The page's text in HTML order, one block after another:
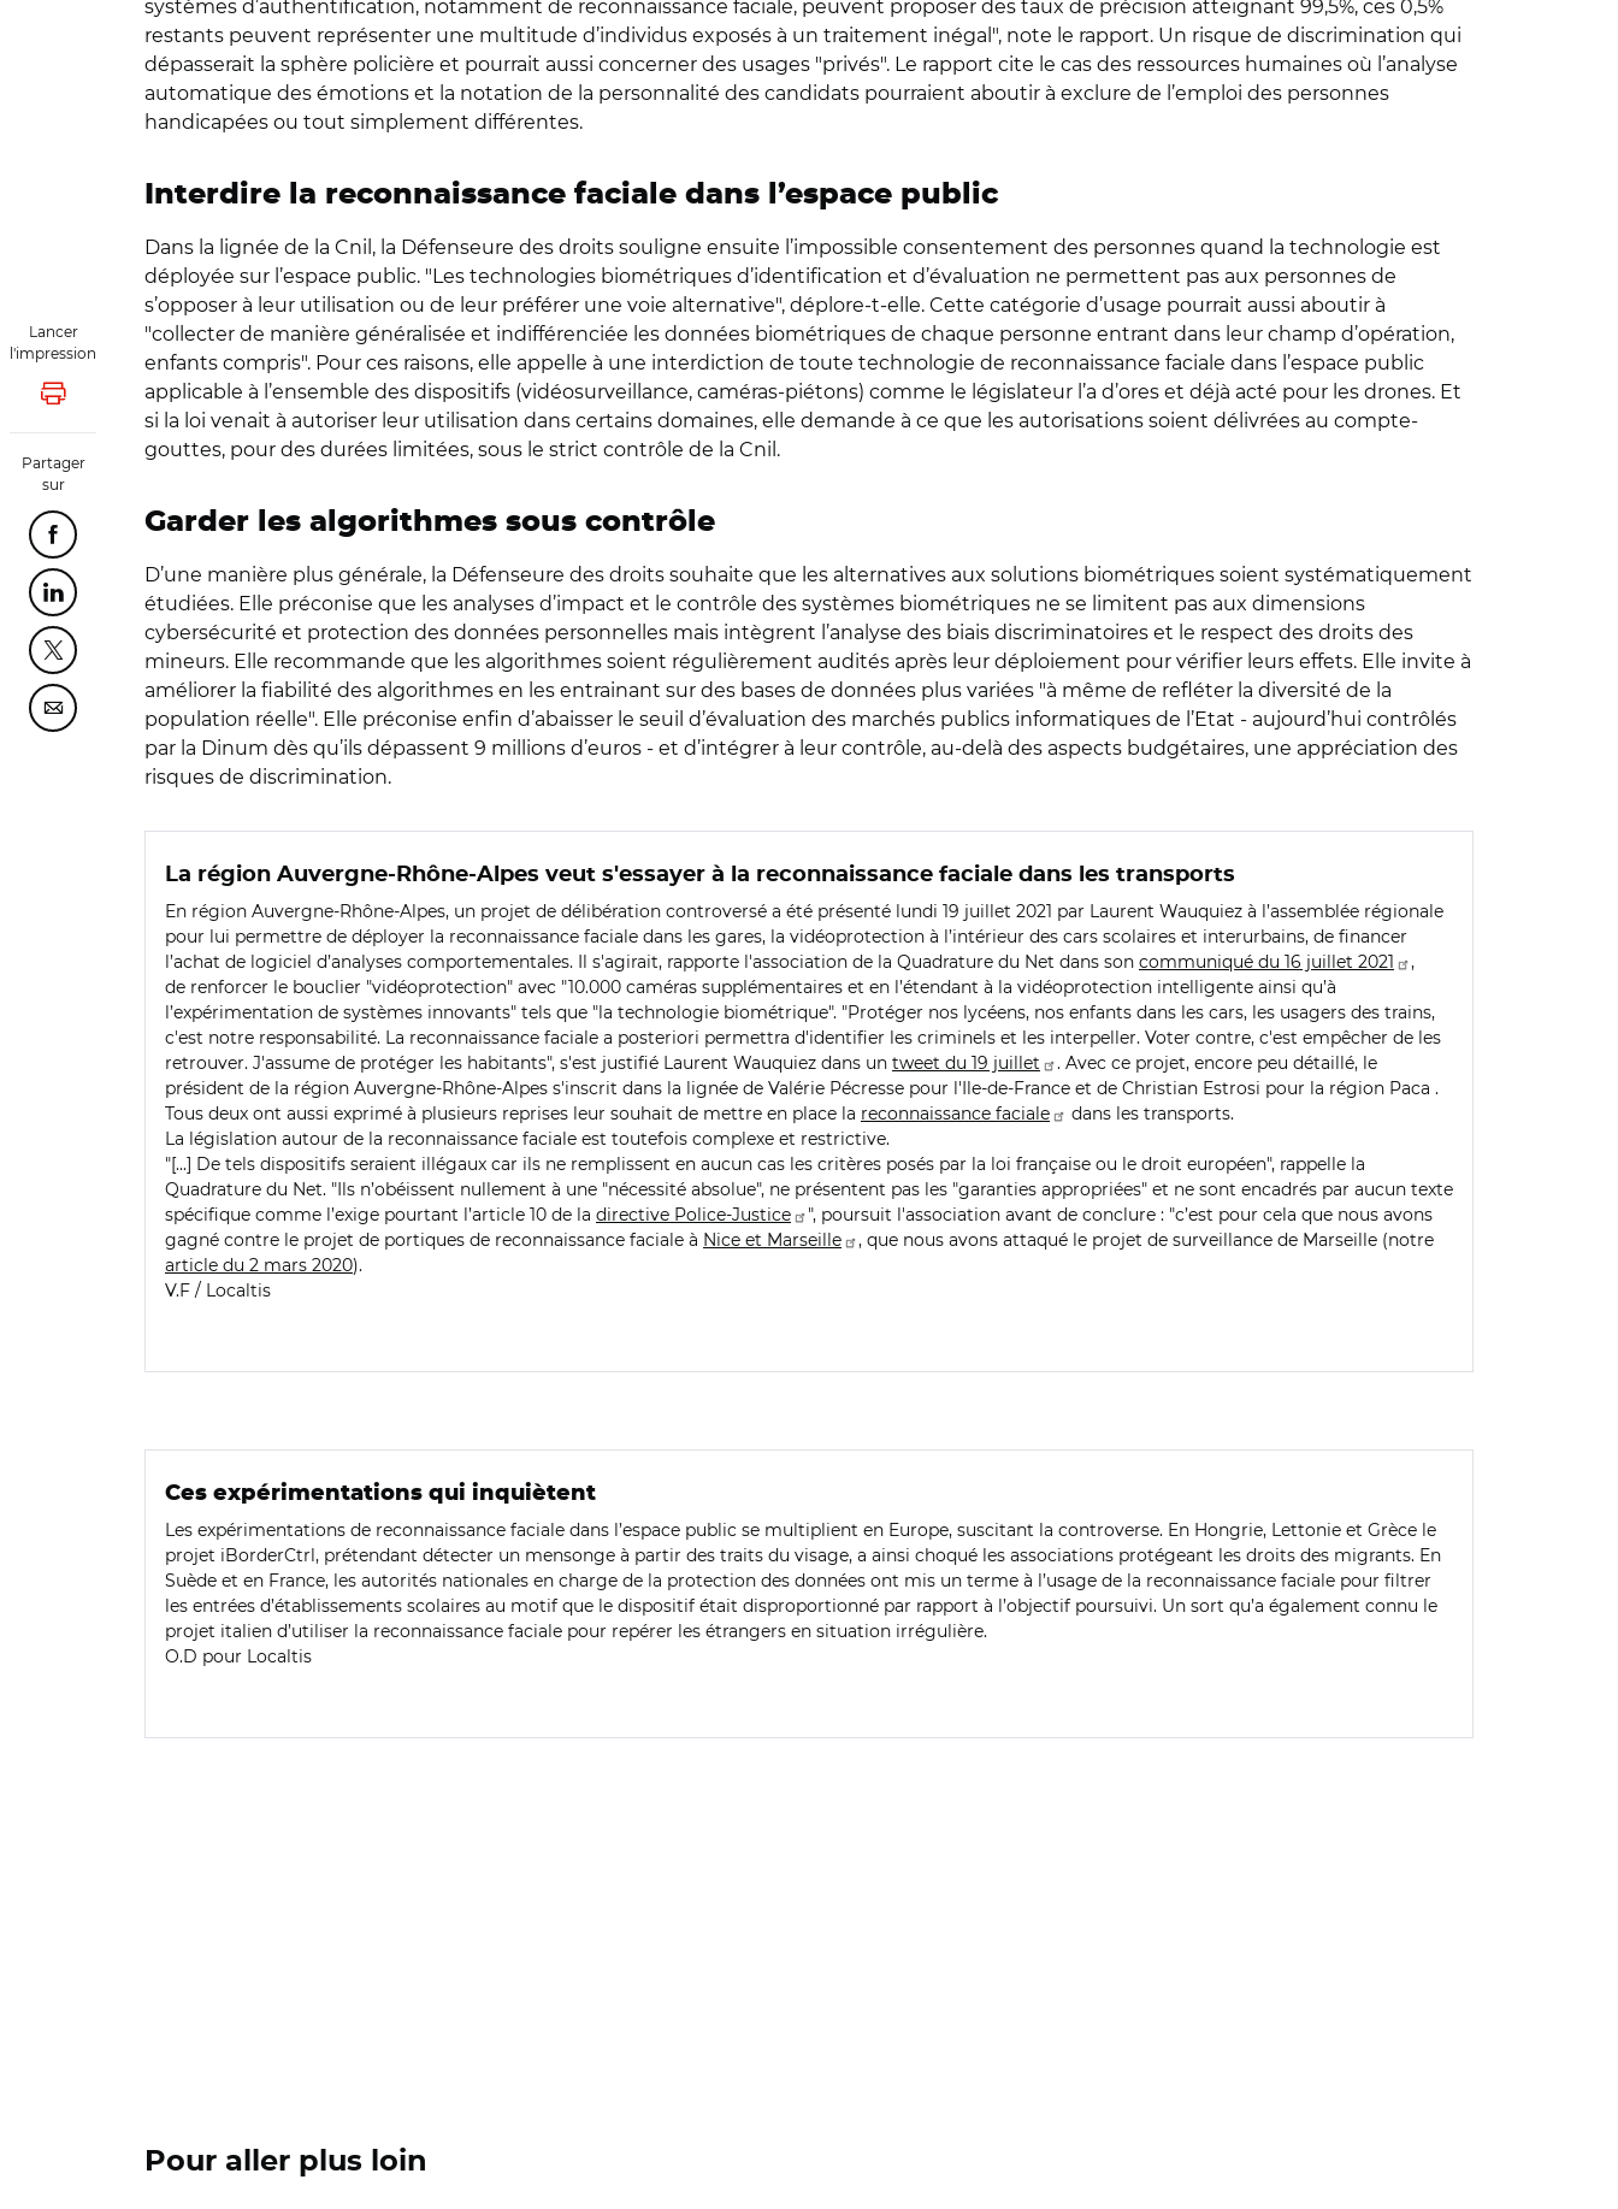
Lancer
l'impression
Lancer l'impression
Partager
sur
Partager cette page sur Facebook
Partager cette page sur Linkedin
Partager cette page sur Twitter
Partager cette page sur Courriel
systèmes d’authentification, notamment de reconnaissance faciale, peuvent proposer des taux de précision atteignant 99,5%, ces 0,5%
restants peuvent représenter une multitude d’individus exposés à un traitement inégal", note le rapport. Un risque de discrimination qui
dépasserait la sphère policière et pourrait aussi concerner des usages "privés". Le rapport cite le cas des ressources humaines où l’analyse
automatique des émotions et la notation de la personnalité des candidats pourraient aboutir à exclure de l’emploi des personnes
handicapées ou tout simplement différentes.
Interdire la reconnaissance faciale dans l’espace public
Dans la lignée de la Cnil, la Défenseure des droits souligne ensuite l’impossible consentement des personnes quand la technologie est
déployée sur l’espace public. "Les technologies biométriques d’identification et d’évaluation ne permettent pas aux personnes de
s’opposer à leur utilisation ou de leur préférer une voie alternative", déplore-t-elle. Cette catégorie d’usage pourrait aussi aboutir à
"collecter de manière généralisée et indifférenciée les données biométriques de chaque personne entrant dans leur champ d’opération,
enfants compris". Pour ces raisons, elle appelle à une interdiction de toute technologie de reconnaissance faciale dans l’espace public
applicable à l’ensemble des dispositifs (vidéosurveillance, caméras-piétons) comme le législateur l’a d’ores et déjà acté pour les drones. Et
si la loi venait à autoriser leur utilisation dans certains domaines, elle demande à ce que les autorisations soient délivrées au compte-
gouttes, pour des durées limitées, sous le strict contrôle de la Cnil.
Garder les algorithmes sous contrôle
D’une manière plus générale, la Défenseure des droits souhaite que les alternatives aux solutions biométriques soient systématiquement
étudiées. Elle préconise que les analyses d’impact et le contrôle des systèmes biométriques ne se limitent pas aux dimensions
cybersécurité et protection des données personnelles mais intègrent l’analyse des biais discriminatoires et le respect des droits des
mineurs. Elle recommande que les algorithmes soient régulièrement audités après leur déploiement pour vérifier leurs effets. Elle invite à
améliorer la fiabilité des algorithmes en les entrainant sur des bases de données plus variées "à même de refléter la diversité de la
population réelle". Elle préconise enfin d’abaisser le seuil d’évaluation des marchés publics informatiques de l’Etat - aujourd’hui contrôlés
par la Dinum dès qu’ils dépassent 9 millions d’euros - et d’intégrer à leur contrôle, au-delà des aspects budgétaires, une appréciation des
risques de discrimination.
La région Auvergne-Rhône-Alpes veut s'essayer à la reconnaissance faciale dans les transports
En région Auvergne-Rhône-Alpes, un projet de délibération controversé a été présenté lundi 19 juillet 2021 par Laurent Wauquiez à l’assemblée régionale
pour lui permettre de déployer la reconnaissance faciale dans les gares, la vidéoprotection à l’intérieur des cars scolaires et interurbains, de financer
l’achat de logiciel d’analyses comportementales. Il s'agirait, rapporte l'association de la Quadrature du Net dans son communiqué du 16 juillet 2021
,
de renforcer le bouclier "vidéoprotection" avec "10.000 caméras supplémentaires et en l’étendant à la vidéoprotection intelligente ainsi qu’à
l’expérimentation de systèmes innovants" tels que "la technologie biométrique". "Protéger nos lycéens, nos enfants dans les cars, les usagers des trains,
c'est notre responsabilité. La reconnaissance faciale a posteriori permettra d'identifier les criminels et les interpeller. Voter contre, c'est empêcher de les
retrouver. J'assume de protéger les habitants", s'est justifié Laurent Wauquiez dans un tweet du 19 juillet
. Avec ce projet, encore peu détaillé, le
président de la région Auvergne-Rhône-Alpes s'inscrit dans la lignée de Valérie Pécresse pour l'Ile-de-France et de Christian Estrosi pour la région Paca .
Tous deux ont aussi exprimé à plusieurs reprises leur souhait de mettre en place la reconnaissance faciale
dans les transports.
La législation autour de la reconnaissance faciale est toutefois complexe et restrictive.
"[...] De tels dispositifs seraient illégaux car ils ne remplissent en aucun cas les critères posés par la loi française ou le droit européen", rappelle la
Quadrature du Net. "Ils n’obéissent nullement à une "nécessité absolue", ne présentent pas les "garanties appropriées" et ne sont encadrés par aucun texte
spécifique comme l’exige pourtant l’article 10 de la directive Police-Justice
", poursuit l'association avant de conclure : "c’est pour cela que nous avons
gagné contre le projet de portiques de reconnaissance faciale à Nice et Marseille
, que nous avons attaqué le projet de surveillance de Marseille (notre
article du 2 mars 2020).
V.F / Localtis
Ces expérimentations qui inquiètent
Les expérimentations de reconnaissance faciale dans l’espace public se multiplient en Europe, suscitant la controverse. En Hongrie, Lettonie et Grèce le
projet iBorderCtrl, prétendant détecter un mensonge à partir des traits du visage, a ainsi choqué les associations protégeant les droits des migrants. En
Suède et en France, les autorités nationales en charge de la protection des données ont mis un terme à l’usage de la reconnaissance faciale pour filtrer
les entrées d’établissements scolaires au motif que le dispositif était disproportionné par rapport à l’objectif poursuivi. Un sort qu’a également connu le
projet italien d’utiliser la reconnaissance faciale pour repérer les étrangers en situation irrégulière.
O.D pour Localtis
Pour aller plus loin